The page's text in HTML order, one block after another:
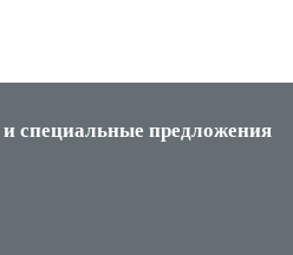
и специальные предложения